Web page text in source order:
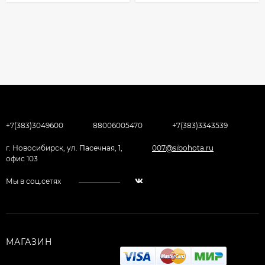
+7(383)3049600 88006005470 +7(383)3343539
г. Новосибирск, ул. Пасечная, 1,
офис 103
007@sibohota.ru
Мы в соц.сетях
МАГАЗИН